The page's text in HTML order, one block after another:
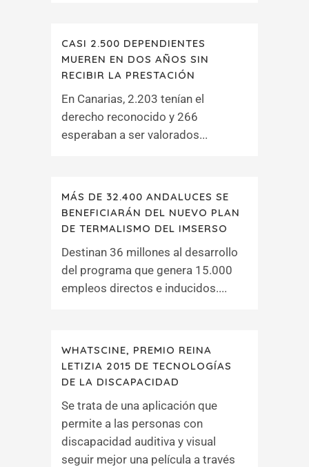
CASI 2.500 DEPENDIENTES
MUEREN EN DOS AÑOS SIN
RECIBIR LA PRESTACIÓN
En Canarias, 2.203 tenían el
derecho reconocido y 266
esperaban a ser valorados...
MÁS DE 32.400 ANDALUCES SE
BENEFICIARÁN DEL NUEVO PLAN
DE TERMALISMO DEL IMSERSO
Destinan 36 millones al desarrollo
del programa que genera 15.000
empleos directos e inducidos....
WHATSCINE, PREMIO REINA
LETIZIA 2015 DE TECNOLOGÍAS
DE LA DISCAPACIDAD
Se trata de una aplicación que
permite a las personas con
discapacidad auditiva y visual
seguir mejor una película a través